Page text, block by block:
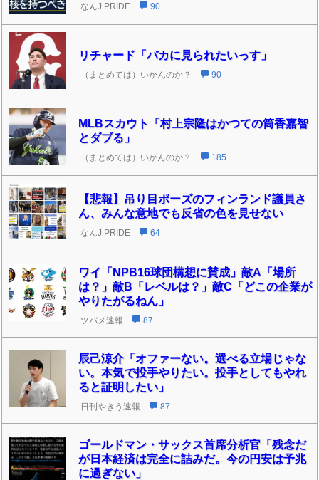
なんJ PRIDE 90
リチャード「バカに見られたいっす」
（まとめては）いかんのか？ 90
MLBスカウト「村上宗隆はかつての筒香嘉智
とダブる」
（まとめては）いかんのか？ 185
【悲報】吊り目ポーズのフィンランド議員さ
ん、みんな意地でも反省の色を見せない
なんJ PRIDE 64
ワイ「NPB16球団構想に賛成」敵A「場所
は？」敵B「レベルは？」敵C「どこの企業が
やりたがるねん」
ツバメ速報 87
辰己涼介「オファーない。選べる立場じゃな
い。本気で投手やりたい。投手としてもやれ
ると証明したい」
日刊やきう速報 87
ゴールドマン・サックス首席分析官「残念だ
が日本経済は完全に詰みだ。今の円安は予兆
に過ぎない」